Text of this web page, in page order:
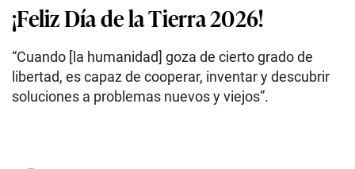
¡Feliz Día de la Tierra 2026!
“Cuando [la humanidad] goza de cierto grado de
libertad, es capaz de cooperar, inventar y descubrir
soluciones a problemas nuevos y viejos”.